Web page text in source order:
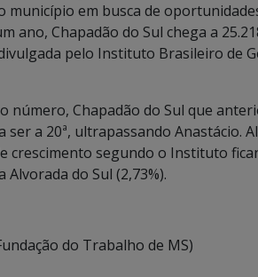
município em busca de
ano, Chapadão do Sul chega a
pelo Instituto Brasileiro de
número, Chapadão do Sul que
ser a 20ª, ultrapassando Anastácio.
crescimento segundo o Instituto
Alvorada do Sul (2,73%).
do Trabalho de MS)